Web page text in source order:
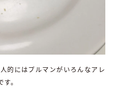
的にはプルマンがいろんなアレ
。